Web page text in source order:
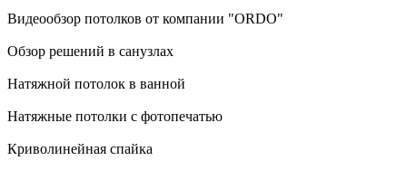
Видеообзор потолков от компании "ORDO"
Обзор решений в санузлах
Натяжной потолок в ванной
Натяжные потолки с фотопечатью
Криволинейная спайка